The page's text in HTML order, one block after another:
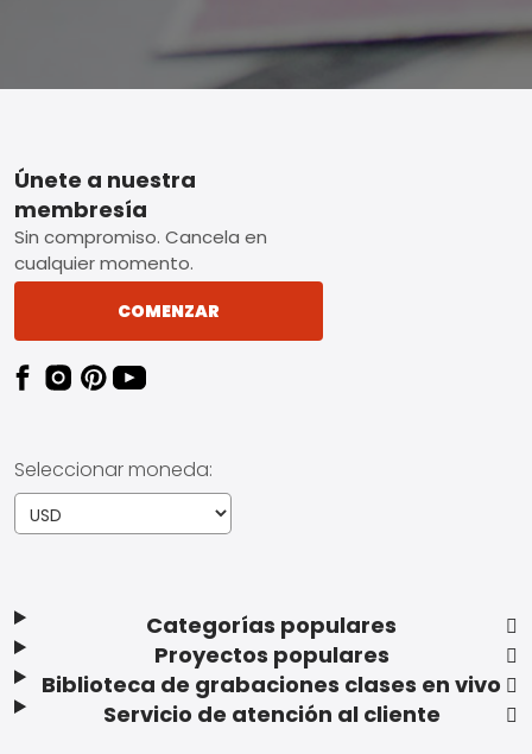
Footer
Categorías populares
Proyectos populares
Biblioteca de grabaciones clases en vivo
Servicio de atención al cliente
Únete a nuestra
membresía
Sin compromiso. Cancela en
cualquier momento.
COMENZAR
Seleccionar moneda: